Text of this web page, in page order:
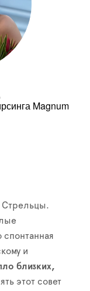
Magnum
Стрельцы.
и
близких,
этот совет